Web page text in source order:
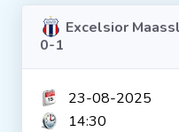
WedstrijdenExcelsior
0-1
23-08-2025
14:30